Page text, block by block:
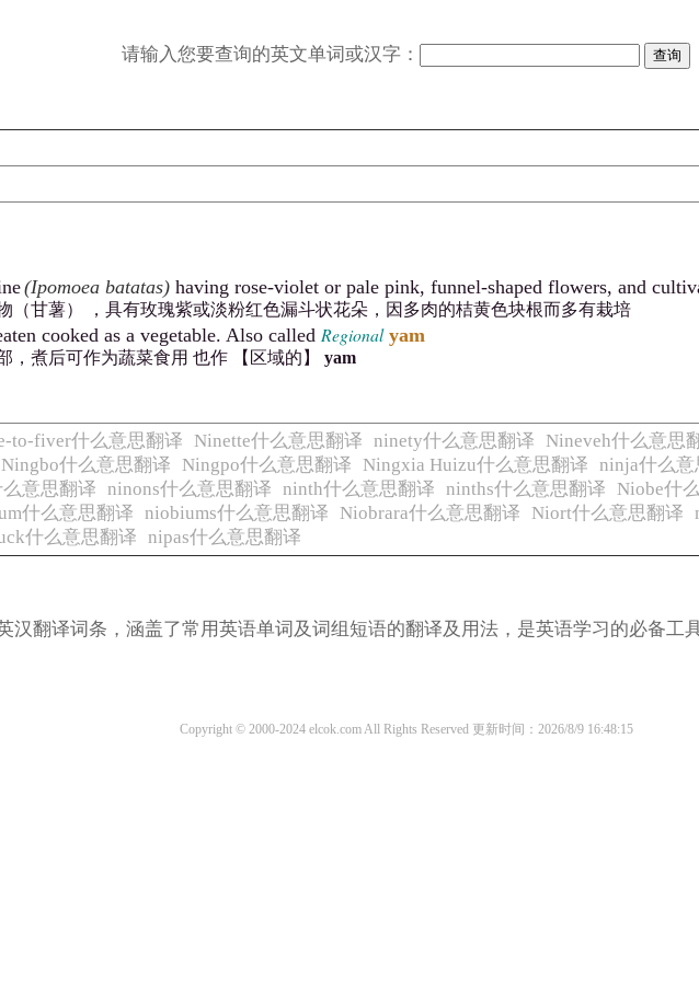
请输入您要查询的英文单词或汉字：
(Ipomoea batatas)having rose-violet or pale pink, funnel-shaped flowers, and
（甘薯） ，具有玫瑰紫或淡粉红色漏斗状花朵，因多肉的桔黄色块根而多有栽培
cooked as a vegetable. Also called Regional yam
，煮后可作为蔬菜食用 也作 【区域的】 yam
to-fiver什么意思翻译 Ninette什么意思翻译 ninety什么意思翻译 Nineveh什么意思
Ningbo什么意思翻译 Ningpo什么意思翻译 Ningxia Huizu什么意思翻译 ninja什么意
意思翻译 ninons什么意思翻译 ninth什么意思翻译 ninths什么意思翻译 Niobe什
什么意思翻译 niobiums什么意思翻译 Niobrara什么意思翻译 Niort什么意思翻译
什么意思翻译 nipas什么意思翻译
汉翻译词条，涵盖了常用英语单词及词组短语的翻译及用法，是英语学习的必备工具
Copyright © 2000-2024 elcok.com All Rights Reserved 更新时间：2026/8/9 16:48:15